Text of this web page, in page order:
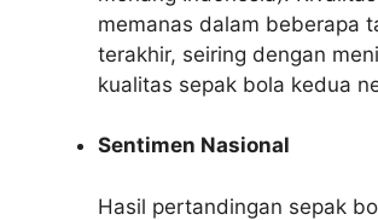
memanas dalam beberapa
terakhir, seiring dengan
kualitas sepak bola kedua
Sentimen Nasional
Hasil pertandingan sepak